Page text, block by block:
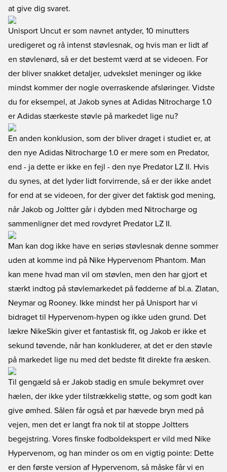
at give dig svaret.
Unisport Uncut er som navnet antyder, 10 minutters
uredigeret og rå intenst støvlesnak, og hvis man er lidt af
en støvlenørd, så er det bestemt værd at se videoen. For
der bliver snakket detaljer, udvekslet meninger og ikke
mindst kommer der nogle overraskende afsløringer. Vidste
du for eksempel, at Jakob synes at Adidas Nitrocharge 1.0
er Adidas stærkeste støvle på markedet lige nu?
En anden konklusion, som der bliver draget i studiet er, at
den nye Adidas Nitrocharge 1.0 er mere som en Predator,
end - ja dette er ikke en fejl - den nye Predator LZ II. Hvis
du synes, at det lyder lidt forvirrende, så er der ikke andet
for end at se videoen, for der giver det faktisk god mening,
når Jakob og Joltter går i dybden med Nitrocharge og
sammenligner det med rovdyret Predator LZ II.
Man kan dog ikke have en seriøs støvlesnak denne sommer
uden at komme ind på Nike Hypervenom Phantom. Man
kan mene hvad man vil om støvlen, men den har gjort et
stærkt indtog på støvlemarkedet på fødderne af bl.a. Zlatan,
Neymar og Rooney. Ikke mindst her på Unisport har vi
bidraget til Hypervenom-hypen og ikke uden grund. Det
lækre NikeSkin giver et fantastisk fit, og Jakob er ikke et
sekund tøvende, når han konkluderer, at det er den støvle
på markedet lige nu med det bedste fit direkte fra æsken.
Til gengæld så er Jakob stadig en smule bekymret over
hælen, der ikke yder tilstrækkelig støtte, og som godt kan
give ømhed. Sålen får også et par hævede bryn med på
vejen, men det er langt fra nok til at stoppe Joltters
begejstring. Vores finske fodboldekspert er vild med Nike
Hypervenom, og han minder os om en vigtig pointe: Dette
er den første version af Hypervenom, så måske får vi en